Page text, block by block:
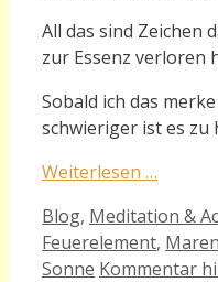
All das sind Zeichen
zur Essenz verloren
Sobald ich das
schwieriger ist es zu
Weiterlesen …
Kategorien
Blog, Meditation &
Feuerelement,
Sonne Kommentar